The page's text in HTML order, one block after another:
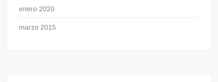
enero 2020
marzo 2015